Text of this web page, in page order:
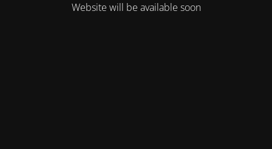
Website will be available soon